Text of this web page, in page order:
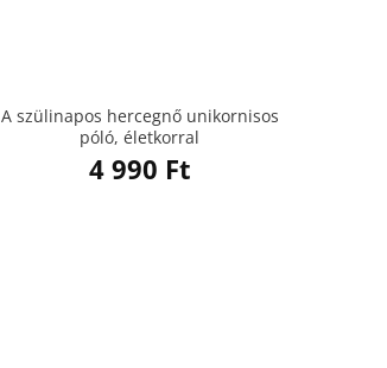
A szülinapos hercegnő unikornisos
póló, életkorral
4 990 Ft